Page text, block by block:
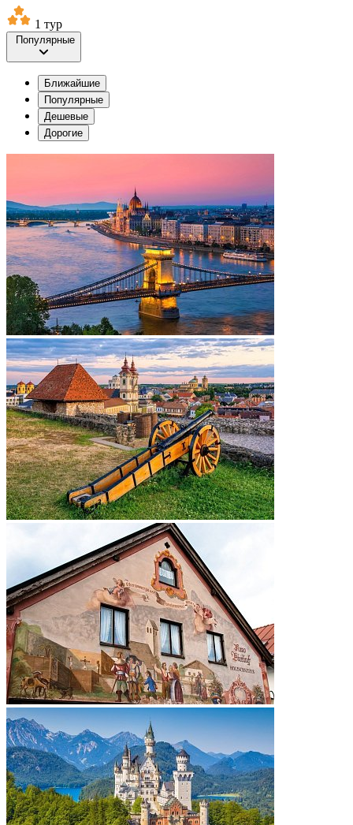
1 тур
Популярные
Ближайшие
Популярные
Дешевые
Дорогие